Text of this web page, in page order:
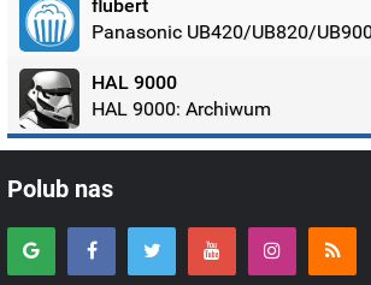
flubert
Panasonic UB420/UB820/
HAL 9000
HAL 9000: Archiwum
Polub nas